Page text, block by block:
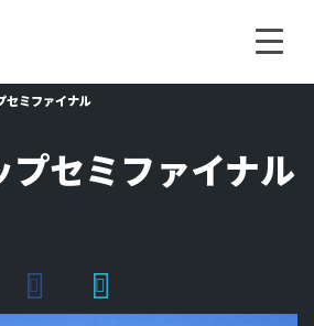
セミファイナル
プセミファイナル